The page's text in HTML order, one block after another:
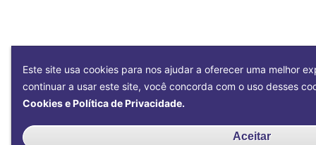
Este site usa cookies para nos ajudar a oferecer uma melhor
continuar a usar este site, você concorda com o uso desses
Cookies e Política de Privacidade.
Aceitar